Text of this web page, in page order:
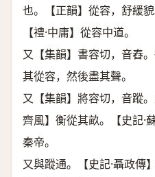
也。【正韻】從容，舒緩
【禮·中庸】從容中道。
又【集韻】書容切，音舂
其從容，然後盡其聲。
又【集韻】將容切，音蹤
齊風】衡從其畝。【史記·
秦帝。
又與蹤通。【史記·聶政傳